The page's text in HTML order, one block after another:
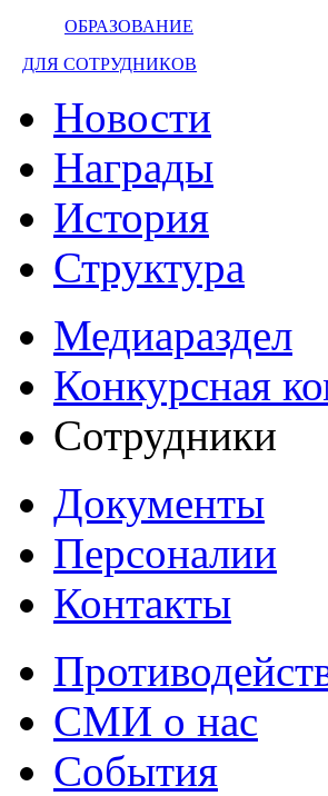
ОБРАЗОВАНИЕ
ДЛЯ СОТРУДНИКОВ
Новости
Награды
История
Структура
Медиараздел
Конкурсная
Сотрудники
Документы
Персоналии
Контакты
СМИ о нас
События